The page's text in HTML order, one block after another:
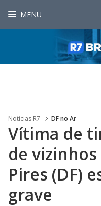
MENU
Noticias R7 DF no Ar
Vítima de
de
Pires (DF)
grave